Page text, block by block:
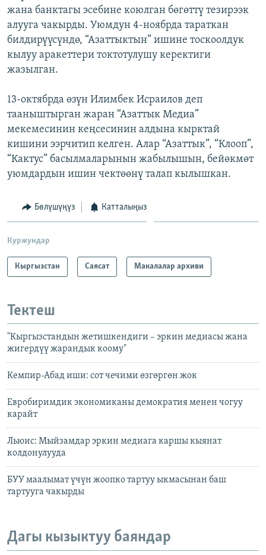
жана банктагы эсебине коюлган бөгөттү тезирээк
алууга чакырды. Уюмдун 4-ноябрда тараткан
билдирүүсүндө, “Азаттыктын” ишине тоскоолдук
кылуу аракеттери токтотулушу керектиги
жазылган.
13-октябрда өзүн Илимбек Исраилов деп
тааныштырган жаран “Азаттык Медиа”
мекемесинин кеңсесинин алдына кырктай
кишини ээрчитип келген. Алар “Азаттык”, “Клооп”,
“Кактус” басылмаларынын жабылышын, бейөкмөт
уюмдардын ишин чектөөнү талап кылышкан.
Бөлүшүңүз Катталыңыз
Куржундар
Кыргызстан Саясат Макалалар архиви
Тектеш
"Кыргызстандын жетишкендиги – эркин медиасы жана
жигердүү жарандык коому"
Кемпир-Абад иши: сот чечими өзгөргөн жок
Евробиримдик экономиканы демократия менен чогуу
карайт
Льюис: Мыйзамдар эркин медиага каршы кыянат
колдонулууда
БУУ маалымат үчүн жоопко тартуу ыкмасынан баш
тартууга чакырды
Дагы кызыктуу баяндар